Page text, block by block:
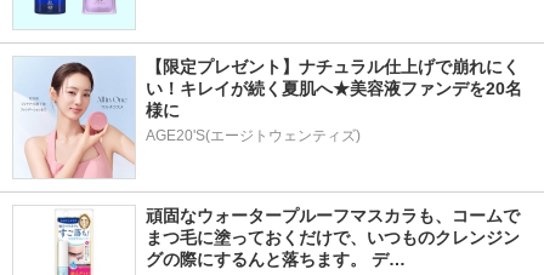
【限定プレゼント】ナチュラル仕上げで崩れにく
い！キレイが続く夏肌へ★美容液ファンデを20名
様に
AGE20'S(エージトウェンティズ)
頑固なウォータープルーフマスカラも、コームで
まつ毛に塗っておくだけで、いつものクレンジン
グの際にするんと落ちます。 デ…